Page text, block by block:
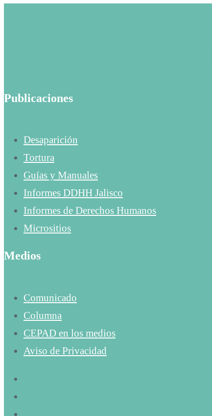
Publicaciones
Desaparición
Tortura
Guías y Manuales
Informes DDHH Jalisco
Informes de Derechos Humanos
Micrositios
Medios
Comunicado
Columna
CEPAD en los medios
Aviso de Privacidad